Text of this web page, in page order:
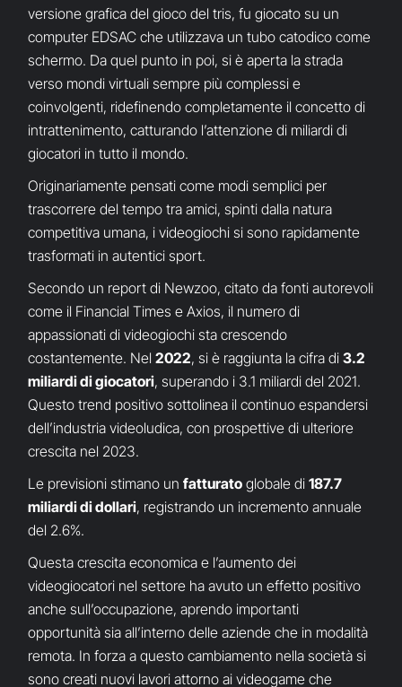
versione grafica del gioco del tris, fu giocato su un
computer EDSAC che utilizzava un tubo catodico come
schermo. Da quel punto in poi, si è aperta la strada
verso mondi virtuali sempre più complessi e
coinvolgenti, ridefinendo completamente il concetto di
intrattenimento, catturando l’attenzione di miliardi di
giocatori in tutto il mondo.
Originariamente pensati come modi semplici per
trascorrere del tempo tra amici, spinti dalla natura
competitiva umana, i videogiochi si sono rapidamente
trasformati in autentici sport.
Secondo un report di Newzoo, citato da fonti autorevoli
come il Financial Times e Axios, il numero di
appassionati di videogiochi sta crescendo
costantemente. Nel2022, si è raggiunta la cifra di3.2
miliardi di giocatori, superando i 3.1 miliardi del 2021.
Questo trend positivo sottolinea il continuo espandersi
dell’industria videoludica, con prospettive di ulteriore
crescita nel 2023.
Le previsioni stimano unfatturato globale di187.7
miliardi di dollari, registrando un incremento annuale
del 2.6%.
Questa crescita economica e l’aumento dei
videogiocatori nel settore ha avuto un effetto positivo
anche sull’occupazione, aprendo importanti
opportunità sia all’interno delle aziende che in modalità
remota. In forza a questo cambiamento nella società si
sono creati nuovi lavori attorno ai videogame che